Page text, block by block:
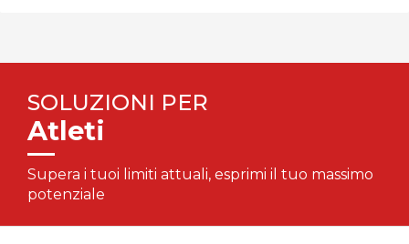
SOLUZIONI PER
Atleti
Supera i tuoi limiti attuali, esprimi il tuo massimo
potenziale